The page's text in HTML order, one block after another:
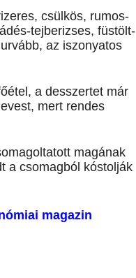
csülkös, rumos-
tejberizses, füstölt-
az iszonyatos
a desszertet már
mert rendes
magának
a csomagból kóstolják
magazin